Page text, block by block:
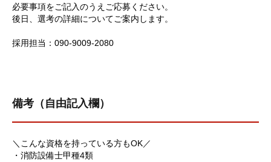
必要事項をご記入のうえご応募ください。
後日、選考の詳細についてご案内します。
採用担当：090-9009-2080
備考（自由記入欄）
＼こんな資格を持っている方もOK／
・消防設備士甲種4類